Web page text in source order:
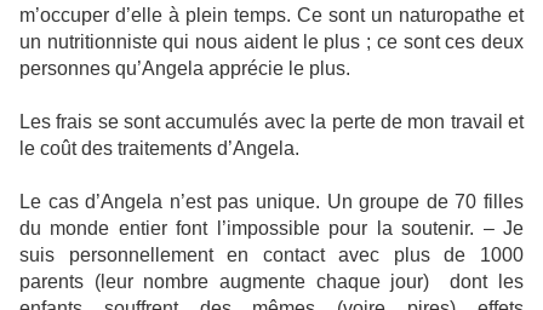
m’occuper d’elle à plein temps. Ce sont un naturopathe et
un nutritionniste qui nous aident le plus ; ce sont ces deux
personnes qu’Angela apprécie le plus.
Les frais se sont accumulés avec la perte de mon travail et
le coût des traitements d’Angela.
Le cas d’Angela n’est pas unique. Un groupe de 70 filles
du monde entier font l’impossible pour la soutenir. – Je
suis personnellement en contact avec plus de 1000
parents (leur nombre augmente chaque jour)
dont les